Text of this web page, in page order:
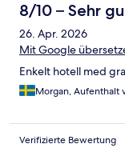
8/10 – Sehr
26. Apr. 2026
Mit Google
Enkelt hotell med
Morgan, Aufenthalt
Verifizierte Bewertung